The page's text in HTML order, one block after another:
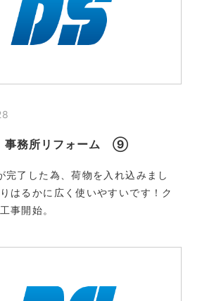
事務所リフォーム ⑨
完了した為、荷物を入れ込みまし
はるかに広く使いやすいです！ク
事開始。